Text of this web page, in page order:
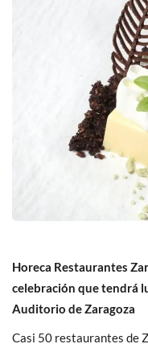
Horeca Restaurantes
celebración que tendrá
Auditorio de Zaragoza
Casi 50 restaurantes de